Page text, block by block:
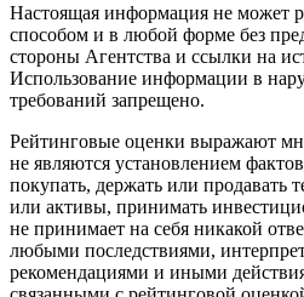
Настоящая информация не может
способом и в любой форме без
стороны Агентства и ссылки на
Использование информации в
требований запрещено.
Рейтинговые оценки выражают
не являются установлением
покупать, держать или продавать
или активы, принимать
не принимает на себя никакой
любыми последствиями,
рекомендациями и иными